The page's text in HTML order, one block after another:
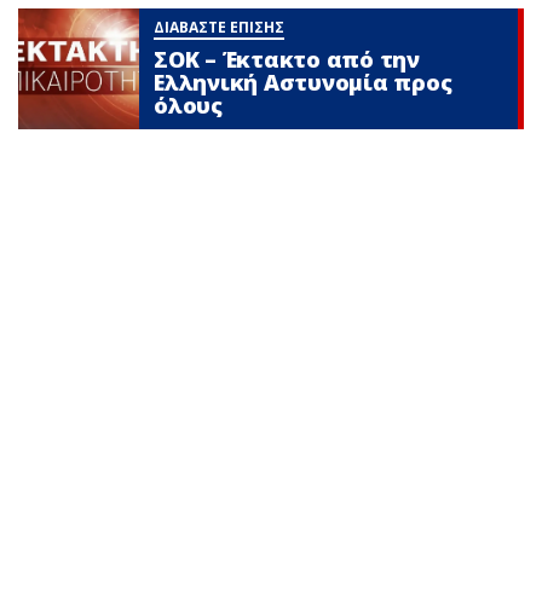
ΔΙΑΒΑΣΤΕ ΕΠΙΣΗΣ
ΣΟΚ – Έκτακτο από την
Ελληνική Αστυνομία προς
όλους